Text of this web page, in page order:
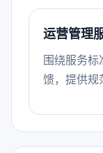
运营管理
围绕服务标
馈，提供规